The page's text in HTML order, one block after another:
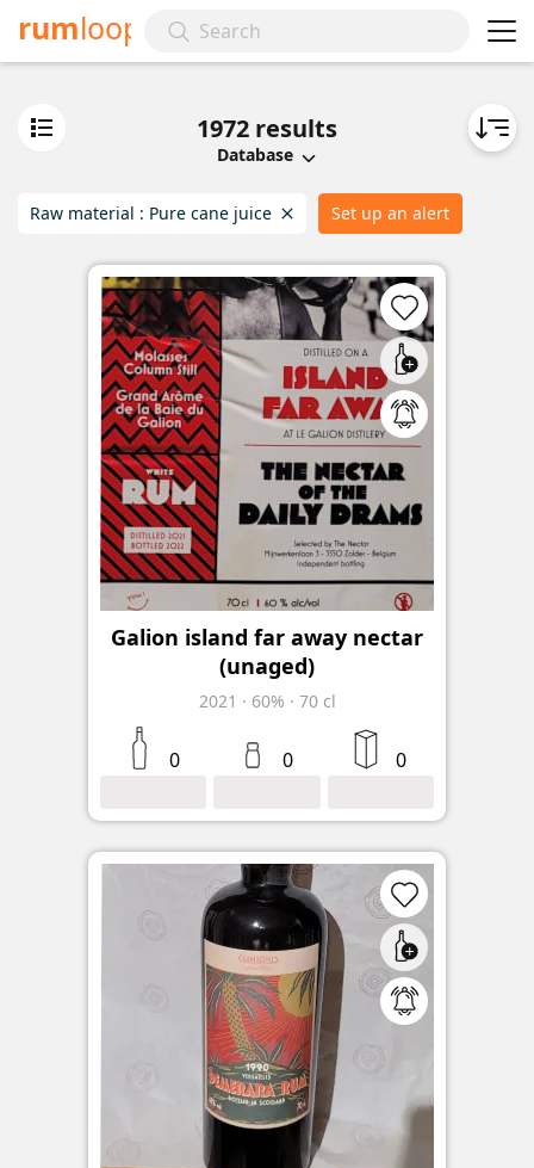
rumloop
1972 results
Database
Raw material : Pure cane juice Set up an alert
Galion island far away nectar
(unaged)
2021 · 60% · 70 cl
0 0 0